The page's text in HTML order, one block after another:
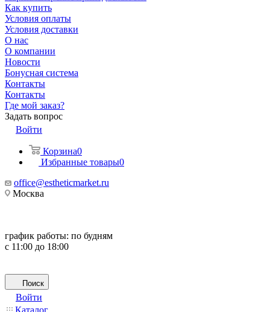
Как купить
Условия оплаты
Условия доставки
О нас
О компании
Новости
Бонусная система
Контакты
Контакты
Где мой заказ?
Задать вопрос
Войти
Корзина0
Избранные товары0
office@estheticmarket.ru
Москва
график работы: по будням
с 11:00 до 18:00
Поиск
Войти
Каталог